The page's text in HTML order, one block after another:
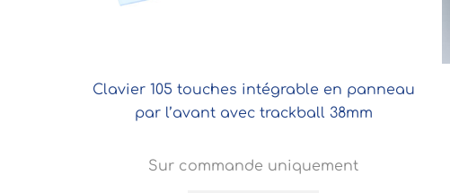
Clavier 105 touches intégrable en panneau
par l’avant avec trackball 38mm
Sur commande uniquement